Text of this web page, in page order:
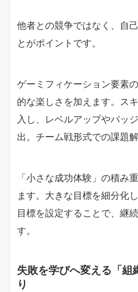
他者との競争ではなく、自
とがポイントです。
ゲーミフィケーション要素
的な楽しさを加えます。ス
入し、レベルアップやバッ
出。チーム戦形式での課題
「小さな成功体験」の積み
ます。大きな目標を細分化
目標を設定することで、継
す。
失敗を学びへ変える「組
り